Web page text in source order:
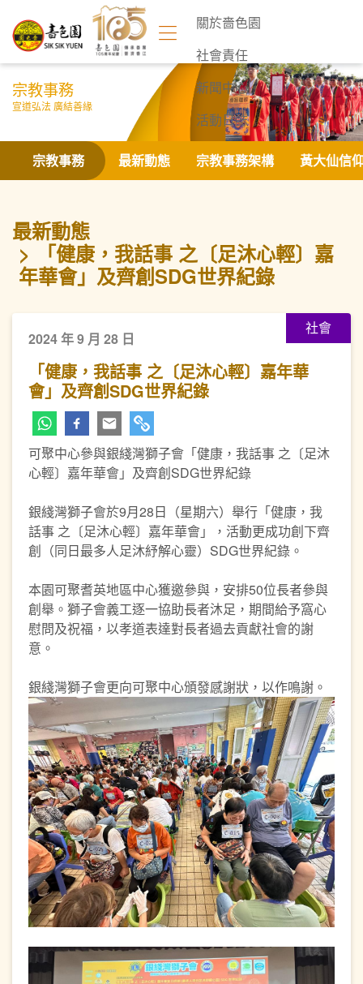
關於嗇色園
社會責任
新聞中心
活動日誌
聯絡我們
宗教事務
宣道弘法 廣結善緣
宗教事務 最新動態 宗教事務架構 黃大仙信
最新動態
「健康，我話事 之〔足沐心輕〕嘉
年華會」及齊創SDG世界紀錄
社會
2024 年 9 月 28 日
「健康，我話事 之〔足沐心輕〕嘉年華
會」及齊創SDG世界紀錄
可聚中心參與銀綫灣獅子會「健康，我話事 之〔足沐
心輕〕嘉年華會」及齊創SDG世界紀錄
銀綫灣獅子會於9月28日（星期六）舉行「健康，我
話事 之〔足沐心輕〕嘉年華會」，活動更成功創下齊
創（同日最多人足沐紓解心靈）SDG世界紀錄。
本園可聚耆英地區中心獲邀參與，安排50位長者參與
創舉。獅子會義工逐一協助長者沐足，期間給予窩心
慰問及祝福，以孝道表達對長者過去貢獻社會的謝
意。
銀綫灣獅子會更向可聚中心頒發感謝狀，以作鳴謝。